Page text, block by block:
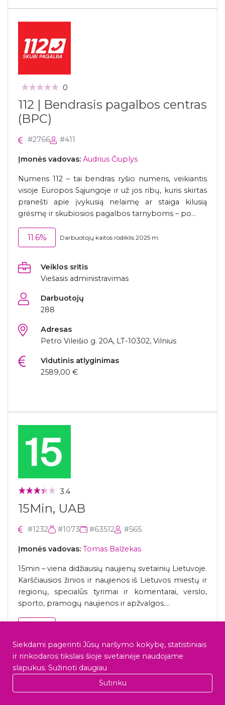
0
112 | Bendrasis pagalbos centras
(BPC)
#2766 #411
Įmonės vadovas: Audrius Čiuplys
Numeris 112 – tai bendras ryšio numeris, veikiantis
visoje Europos Sąjungoje ir už jos ribų, kuris skirtas
pranešti apie įvykusią nelaimę ar staiga kilusią
grėsmę ir skubiosios pagalbos tarnyboms – po...
11.6% Darbuotojų kaitos rodiklis 2025 m.
Veiklos sritis
Viešasis administravimas
Darbuotojų
288
Adresas
Petro Vileišio g. 20A, LT-10302, Vilnius
Vidutinis atlyginimas
2589,00 €
3.4
15Min, UAB
#1232 #1073 #63512 #565
Įmonės vadovas: Tomas Balžekas
15min – viena didžiausių naujienų svetainių Lietuvoje.
Karščiausios žinios ir naujienos iš Lietuvos miestų ir
regionų, specialūs tyrimai ir komentarai, verslo,
sporto, pramogų naujienos ir apžvalgos....
0% darbuotojų šią įmonę rekomenduoja draugui
Žiniasklaida, media
Siekdami pagerinti Jūsų naršymo kokybę, statistiniais
ir rinkodaros tikslais šioje svetainėje naudojame
slapukus. Sužinoti daugiau
Sutinku